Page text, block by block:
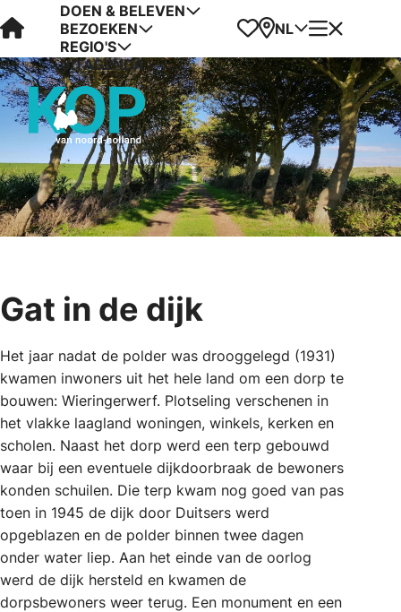
Visit Kop van Holland
DOEN & BELEVEN
BEZOEKEN
REGIO'S
UITAGENDA
Favorieten
Kaart
NL Menu
Gat in de dijk
Het jaar nadat de polder was drooggelegd (1931)
kwamen inwoners uit het hele land om een dorp te
bouwen: Wieringerwerf. Plotseling verschenen in
het vlakke laagland woningen, winkels, kerken en
scholen. Naast het dorp werd een terp gebouwd
waar bij een eventuele dijkdoorbraak de bewoners
konden schuilen. Die terp kwam nog goed van pas
toen in 1945 de dijk door Duitsers werd
opgeblazen en de polder binnen twee dagen
onder water liep. Aan het einde van de oorlog
werd de dijk hersteld en kwamen de
dorpsbewoners weer terug. Een monument en een